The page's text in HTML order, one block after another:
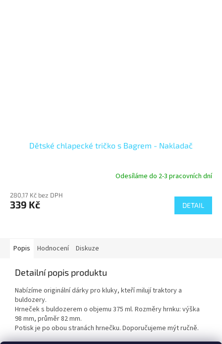
Dětské chlapecké tričko s Bagrem - Nakladač
Odesíláme do 2-3 pracovních dní
280,17 Kč bez DPH
339 Kč DETAIL
Popis Hodnocení Diskuze
Detailní popis produktu
Nabízíme originální dárky pro kluky, kteří milují traktory a
buldozery.
Hrneček s buldozerem o objemu 375 ml. Rozměry hrnku: výška
98 mm, průměr 82 mm.
Potisk je po obou stranách hrnečku. Doporučujeme mýt ručně.